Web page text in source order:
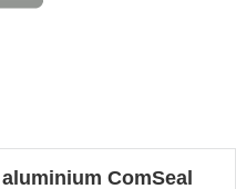
ComSeal